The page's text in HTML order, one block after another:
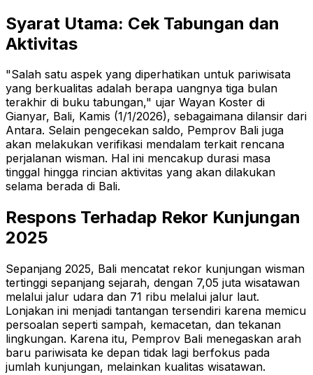
Syarat Utama: Cek Tabungan dan
Aktivitas
"Salah satu aspek yang diperhatikan untuk pariwisata
yang berkualitas adalah berapa uangnya tiga bulan
terakhir di buku tabungan," ujar Wayan Koster di
Gianyar, Bali, Kamis (1/1/2026), sebagaimana dilansir dari
Antara. Selain pengecekan saldo, Pemprov Bali juga
akan melakukan verifikasi mendalam terkait rencana
perjalanan wisman. Hal ini mencakup durasi masa
tinggal hingga rincian aktivitas yang akan dilakukan
selama berada di Bali.
Respons Terhadap Rekor Kunjungan
2025
Sepanjang 2025, Bali mencatat rekor kunjungan wisman
tertinggi sepanjang sejarah, dengan 7,05 juta wisatawan
melalui jalur udara dan 71 ribu melalui jalur laut.
Lonjakan ini menjadi tantangan tersendiri karena memicu
persoalan seperti sampah, kemacetan, dan tekanan
lingkungan. Karena itu, Pemprov Bali menegaskan arah
baru pariwisata ke depan tidak lagi berfokus pada
jumlah kunjungan, melainkan kualitas wisatawan.